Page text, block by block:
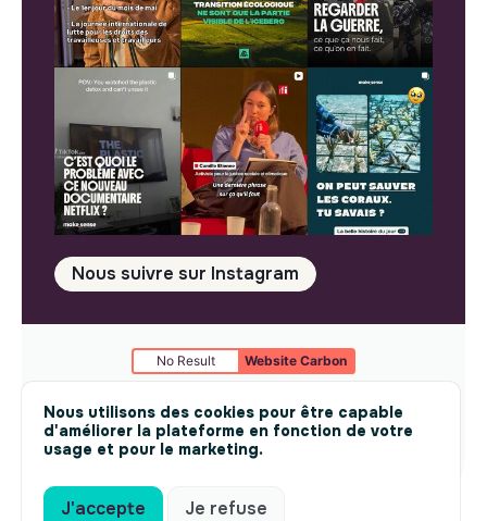
Nous utilisons des cookies pour être capable
d'améliorer la plateforme en fonction de votre
usage et pour le marketing.
J'accepte Je refuse
Nous suivre sur Instagram
No Result Website Carbon
Mentions légales© makesense 2024 -cookies